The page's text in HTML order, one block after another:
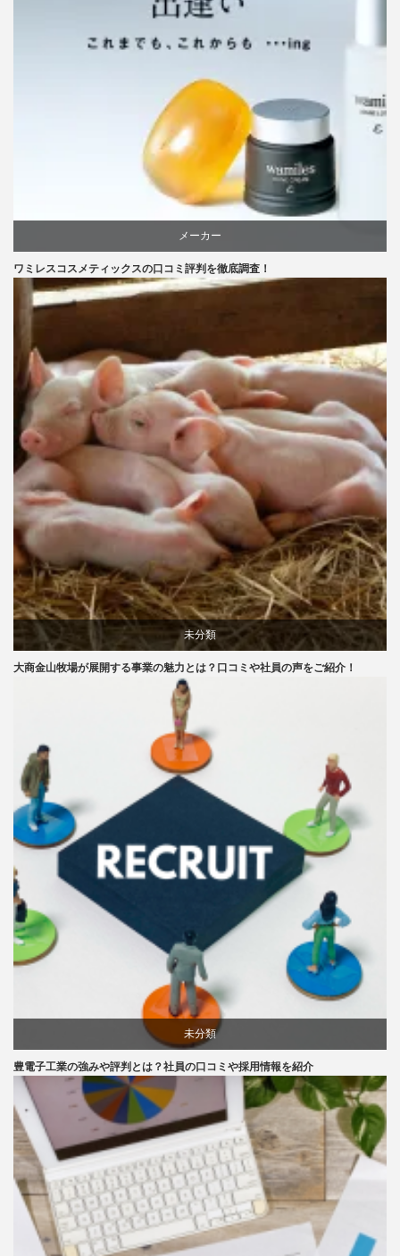
メーカー
ワミレスコスメティックスの口コミ評判を徹底調査！
未分類
大商金山牧場が展開する事業の魅力とは？口コミや社員の声をご紹介！
未分類
豊電子工業の強みや評判とは？社員の口コミや採用情報を紹介